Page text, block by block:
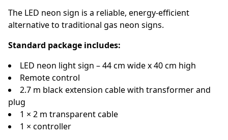
The LED neon sign is a reliable, energy-efficient
alternative to traditional gas neon signs.
Standard package includes:
LED neon light sign – 44 cm wide x 40 cm high
Remote control
2.7 m black extension cable with transformer and
plug
1 × 2 m transparent cable
1 × controller